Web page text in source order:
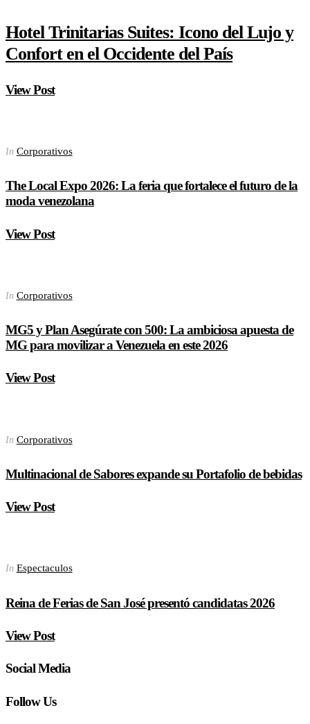
Hotel Trinitarias Suites: Icono del Lujo y
Confort en el Occidente del País
View Post
In Corporativos
The Local Expo 2026: La feria que fortalece el futuro de la
moda venezolana
View Post
In Corporativos
MG5 y Plan Asegúrate con 500: La ambiciosa apuesta de
MG para movilizar a Venezuela en este 2026
View Post
In Corporativos
Multinacional de Sabores expande su Portafolio de bebidas
View Post
In Espectaculos
Reina de Ferias de San José presentó candidatas 2026
View Post
Social Media
Follow Us